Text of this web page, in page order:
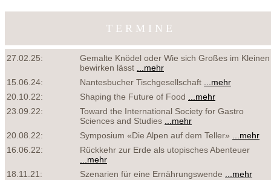
TERMINE
27.02.25:
Gemalte Knödel oder Wie sich Großes im Kleinen
bewirken lässt ...mehr
15.06.24:
Nantesbucher Tischgesellschaft ...mehr
20.10.22:
Shaping the Future of Food ...mehr
23.09.22:
Toward the International Society for Gastro
Sciences and Studies ...mehr
20.08.22:
Symposium «Die Alpen auf dem Teller» ...mehr
16.06.22:
Rückkehr zur Erde als utopisches Abenteuer
...mehr
18.11.21:
Szenarien für eine Ernährungswende ...mehr